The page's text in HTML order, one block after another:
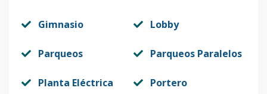
Gimnasio Lobby
Parqueos Parqueos Paralelos
Planta Eléctrica Portero